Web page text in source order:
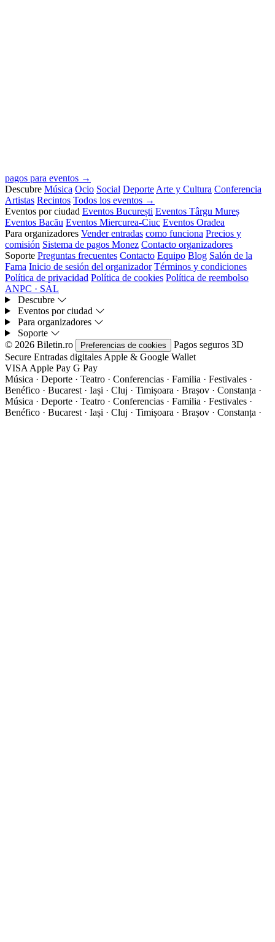
pagos para eventos →
Descubre Música Ocio Social Deporte Arte y Cultura Conferencia
Artistas Recintos Todos los eventos →
Eventos por ciudad Eventos București Eventos Târgu Mureș
Eventos Bacău Eventos Miercurea-Ciuc Eventos Oradea
Para organizadores Vender entradas como funciona Precios y
comisión Sistema de pagos Monez Contacto organizadores
Soporte Preguntas frecuentes Contacto Equipo Blog Salón de la
Fama Inicio de sesión del organizador Términos y condiciones
Política de privacidad Política de cookies Política de reembolso
ANPC · SAL
Descubre
Eventos por ciudad
Para organizadores
Soporte
© 2026 Biletin.ro
Preferencias de cookies Pagos seguros 3D
Secure Entradas digitales Apple & Google Wallet
VISA Apple Pay G Pay
Música · Deporte · Teatro · Conferencias · Familia · Festivales ·
Benéfico · Bucarest · Iași · Cluj · Timișoara · Brașov · Constanța ·
Música · Deporte · Teatro · Conferencias · Familia · Festivales ·
Benéfico · Bucarest · Iași · Cluj · Timișoara · Brașov · Constanța ·